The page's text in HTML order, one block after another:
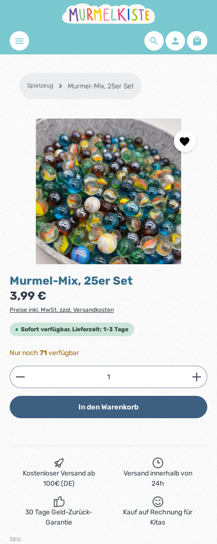
Zum Hauptinhalt springen
Spielzeug Murmel-Mix, 25er Set
Bildergalerie überspringen
Murmel-Mix, 25er Set
Regulärer Preis:
3,99 €
Preise inkl. MwSt. zzgl. Versandkosten
Sofort verfügbar, Lieferzeit: 1-3 Tage
Nur noch 71 verfügbar
Produkt Anzahl: Gib den gewünschten Wert ein
In den Warenkorb
Kostenloser Versand ab
100€ (DE)
Versand innerhalb von
24h
30 Tage Geld-Zurück-
Garantie
Kauf auf Rechnung für
Kitas
SKU: